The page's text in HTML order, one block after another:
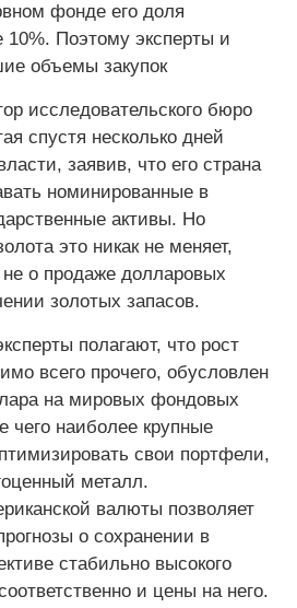
фонде его доля
10%. Поэтому эксперты и
объемы закупок
исследовательского бюро
спустя несколько дней
заявив, что его страна
номинированные в
активы. Но
это никак не меняет,
не о продаже долларовых
золотых запасов.
полагают, что рост
всего прочего, обусловлен
на мировых фондовых
чего наиболее крупные
свои портфели,
металл.
валюты позволяет
о сохранении в
стабильно высокого
и цены на него.